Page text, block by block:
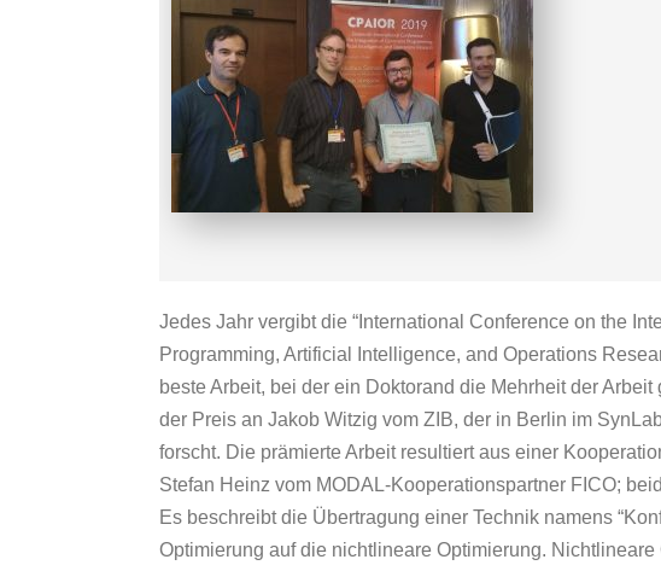
Jedes Jahr vergibt die “International Conference on the
Programming, Artificial Intelligence, and Operations
beste Arbeit, bei der ein Doktorand die Mehrheit der
der Preis an Jakob Witzig vom ZIB, der in Berlin im
forscht. Die prämierte Arbeit resultiert aus einer
Stefan Heinz vom MODAL-Kooperationspartner FICO;
Es beschreibt die Übertragung einer Technik namens
Optimierung auf die nichtlineare Optimierung.